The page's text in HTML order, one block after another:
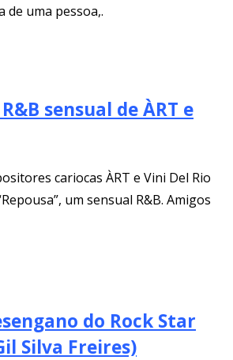
de uma pessoa,.
sensual de ÀRT e
cariocas ÀRT e Vini Del Rio
um sensual R&B. Amigos
do Rock Star
Silva Freires)